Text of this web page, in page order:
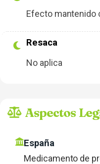
Efecto mantenido
Resaca
No aplica
Aspectos
España
Medicamento de